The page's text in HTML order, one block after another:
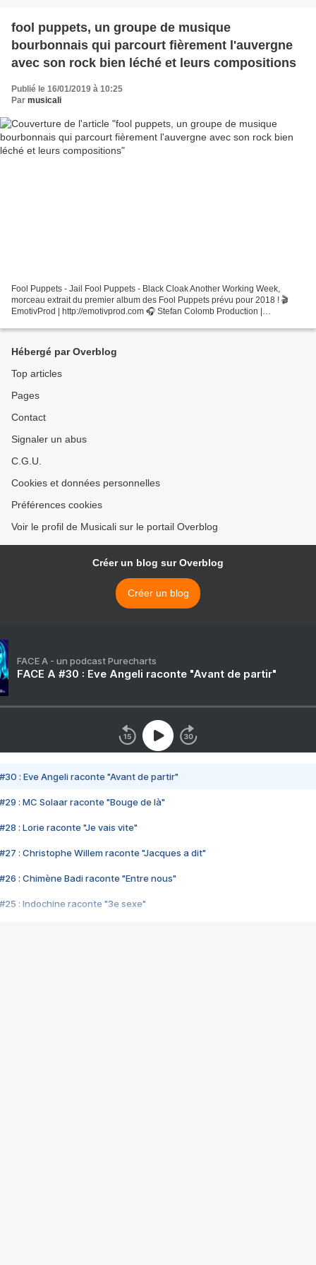
fool puppets, un groupe de musique
bourbonnais qui parcourt fièrement l'auvergne
avec son rock bien léché et leurs compositions
Publié le 16/01/2019 à 10:25
Par musicali
Fool Puppets - Jail Fool Puppets - Black Cloak Another Working Week,
morceau extrait du premier album des Fool Puppets prévu pour 2018 ! 🎬
EmotivProd | http://emotivprod.com 🎧 Stefan Colomb Production |
Hébergé par Overblog
Top articles
Pages
Contact
Signaler un abus
C.G.U.
Cookies et données personnelles
Préférences cookies
Voir le profil de Musicali sur le portail Overblog
Créer un blog sur Overblog
Créer un blog
FACE A - un podcast Purecharts
FACE A #30 : Eve Angeli raconte "Avant de partir"
#30 : Eve Angeli raconte "Avant de partir"
#29 : MC Solaar raconte "Bouge de là"
#28 : Lorie raconte "Je vais vite"
#27 : Christophe Willem raconte "Jacques a dit"
#26 : Chimène Badi raconte "Entre nous"
#25 : Indochine raconte "3e sexe"